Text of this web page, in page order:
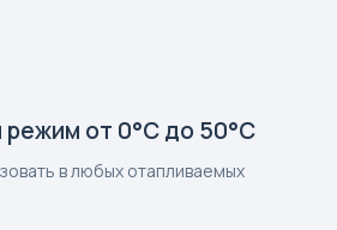
от 0°С до 50°С
в любых отапливаемых